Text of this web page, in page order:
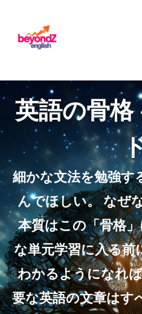
英語の骨格
細かな文法を勉強す
んでほしい。 なぜ
本質はこの「骨格
な単元学習に入る前
わかるようになれ
要な英語の文章はす